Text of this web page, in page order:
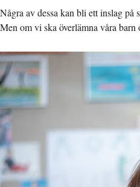
Några av dessa kan bli ett inslag på
Men om vi ska överlämna våra